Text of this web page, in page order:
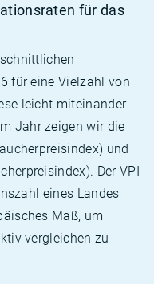
für das
für eine Vielzahl von
leicht miteinander
Jahr zeigen wir die
und
Der VPI
eines Landes
Maß, um
vergleichen zu